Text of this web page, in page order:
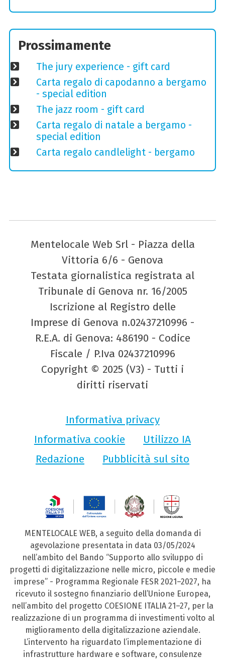
Prossimamente
The jury experience - gift card
Carta regalo di capodanno a bergamo
- special edition
The jazz room - gift card
Carta regalo di natale a bergamo -
special edition
Carta regalo candlelight - bergamo
Mentelocale Web Srl - Piazza della
Vittoria 6/6 - Genova
Testata giornalistica registrata al
Tribunale di Genova nr. 16/2005
Iscrizione al Registro delle
Imprese di Genova n.02437210996 -
R.E.A. di Genova: 486190 - Codice
Fiscale / P.Iva 02437210996
Copyright © 2025 (V3) - Tutti i
diritti riservati
Informativa privacy
Informativa cookie
Utilizzo IA
Redazione
Pubblicità sul sito
MENTELOCALE WEB, a seguito della domanda di
agevolazione presentata in data 03/05/2024
nell’ambito del Bando “Supporto allo sviluppo di
progetti di digitalizzazione nelle micro, piccole e medie
imprese” - Programma Regionale FESR 2021–2027, ha
ricevuto il sostegno finanziario dell’Unione Europea,
nell’ambito del progetto COESIONE ITALIA 21–27, per la
realizzazione di un programma di investimenti volto al
miglioramento della digitalizzazione aziendale.
L’intervento ha riguardato l’implementazione di
infrastrutture hardware e software, consulenze